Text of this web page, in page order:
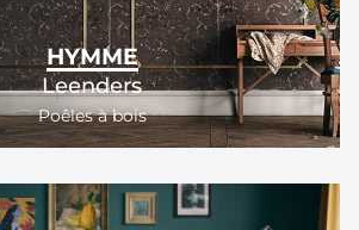
HYMME
Leenders
Poêles à bois